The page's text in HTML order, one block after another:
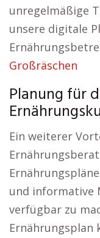
unregelmäßige
unsere digitale
Großräschen
Planung für
Ein weiterer
und informative
verfügbar zu
Ernährungsplan